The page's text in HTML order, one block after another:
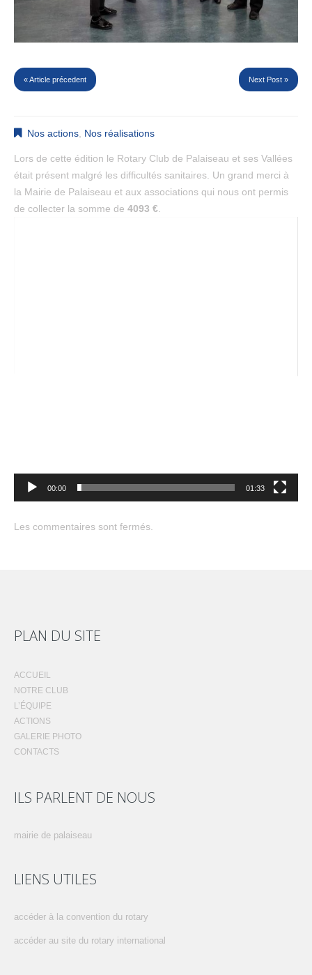
« Article précedent Next Post »
Nos actions Nos réalisations
Lors de cette édition le Rotary Club de Palaiseau et ses Vallées
était présent malgré les difficultés sanitaires. Un grand merci à
la Mairie de Palaiseau et aux associations qui nous ont permis
de collecter la somme de 4093 €
00:00 01:33
Les commentaires sont fermés.
PLAN DU SITE
ACCUEIL
NOTRE CLUB
L’ÉQUIPE
ACTIONS
GALERIE PHOTO
CONTACTS
ILS PARLENT DE NOUS
mairie de palaiseau
LIENS UTILES
accéder à la convention du rotary
accéder au site du rotary international